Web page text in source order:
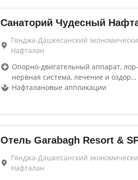
Санаторий Чудесный
Гянджа-Дашкесанский
Нафталан
Опорно-двигательный аппарат,
нервная система, лечение и оздор…
Нафталановые аппликации
Отель Garabagh Resort &
Гянджа-Дашкесанский
Нафталан